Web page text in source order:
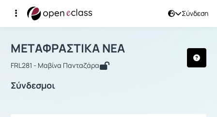
Σύνδεση
Αρχική Σελίδα
Μάθημα : ΜΕΤΑΦΡΑΣΤΙΚΑ ΝΕΑ
ΜΕΤΑΦΡΑΣΤΙΚΑ ΝΕΑ
FRL281 - Μαβίνα Πανταζάρα
Σύνδεσμοι